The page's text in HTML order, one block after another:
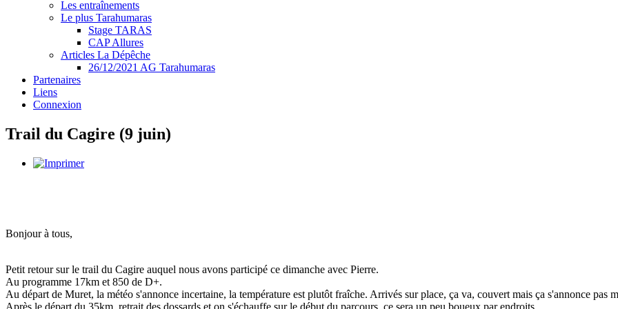
Les entraînements
Le plus Tarahumaras
Stage TARAS
CAP Allures
Articles La Dépêche
26/12/2021 AG Tarahumaras
Partenaires
Liens
Connexion
Trail du Cagire (9 juin)
Bonjour à tous,
Petit retour sur le trail du Cagire auquel nous avons participé ce dimanche avec Pierre.
Au programme 17km et 850 de D+.
Au départ de Muret, la météo s'annonce incertaine, la température est plutôt fraîche. Arrivés sur place, ça va, couvert mais ça s'annonce pas
Après le départ du 35km, retrait des dossards et on s'échauffe sur le début du parcours, ce sera un peu boueux par endroits.